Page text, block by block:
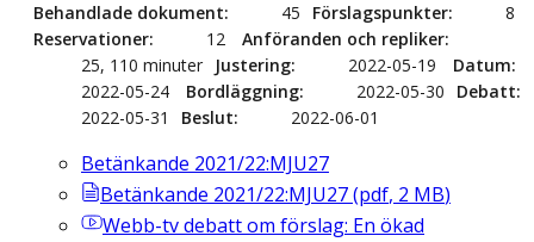
Behandlade dokument 45 Förslagspunkter
8
Reservationer
12
Anföranden och repliker
25, 110 minuter
Justering 2022-05-19
Datum
2022-05-24
Bordläggning 2022-05-30
Debatt
2022-05-31
Beslut 2022-06-01
Betänkande 2021/22:MJU27
Betänkande 2021/22:MJU27(pdf, 2 MB)
Webb-tvdebatt om förslag: En ökad